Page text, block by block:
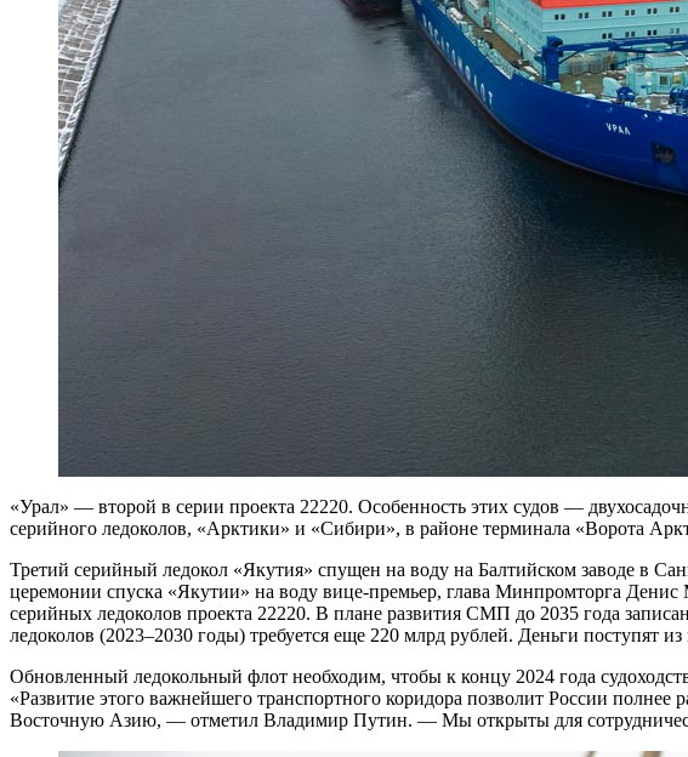
«Урал» — второй в серии проекта 22220. Особенность этих судов —
серийного ледоколов, «Арктики» и «Сибири», в районе терминала «Ворота
Третий серийный ледокол «Якутия» спущен на воду на Балтийском заводе в
церемонии спуска «Якутии» на воду вице-премьер, глава Минпромторга Денис
серийных ледоколов проекта 22220. В плане развития СМП до 2035 года
ледоколов (2023–2030 годы) требуется еще 220 млрд рублей. Деньги поступят
Обновленный ледокольный флот необходим, чтобы к концу 2024 года
«Развитие этого важнейшего транспортного коридора позволит России
Восточную Азию, — отметил Владимир Путин. — Мы открыты для